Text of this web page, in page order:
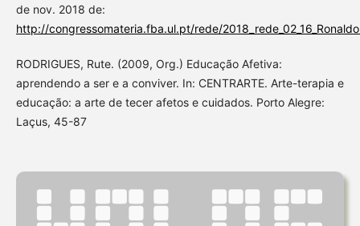
de nov. 2018 de:
http://congressomateria.fba.ul.pt/rede/
RODRIGUES, Rute. (2009, Org.) Educação Afetiva:
aprendendo a ser e a conviver. In: CENTRARTE. Arte-terapia e
educação: a arte de tecer afetos e cuidados. Porto Alegre:
Laçus, 45-87